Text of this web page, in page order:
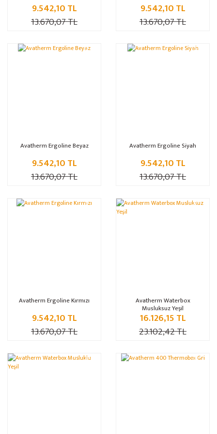
9.542,10 TL
13.670,07 TL
9.542,10 TL
13.670,07 TL
%30
Avatherm Ergoline Beyaz
9.542,10 TL
13.670,07 TL
%30
Avatherm Ergoline Siyah
9.542,10 TL
13.670,07 TL
%30
Avatherm Ergoline Kırmızı
9.542,10 TL
13.670,07 TL
%30
Avatherm Waterbox
Musluksuz Yeşil
16.126,15 TL
23.102,42 TL
%12 %30